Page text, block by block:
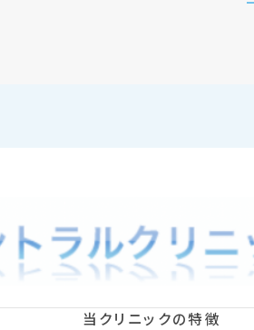
当クリニックの特徴